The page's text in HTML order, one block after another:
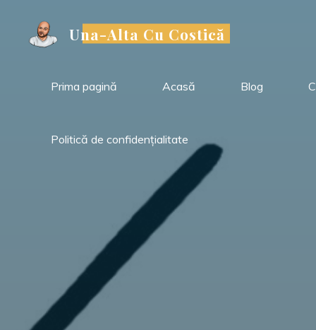
conținut
Una-Alta Cu Costică
Prima pagină Acasă Blog
Politică de confidențialitate